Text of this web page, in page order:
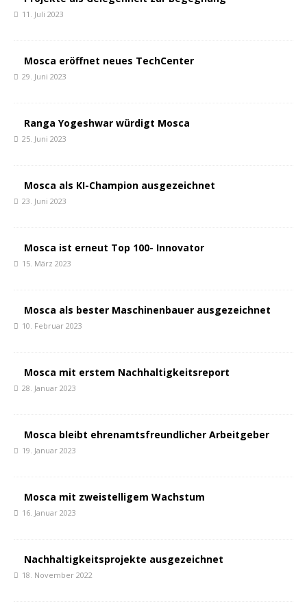
11. Juli 2023
Mosca eröffnet neues TechCenter
29. Juni 2023
Ranga Yogeshwar würdigt Mosca
25. Juni 2023
Mosca als KI-Champion ausgezeichnet
23. Juni 2023
Mosca ist erneut Top 100- Innovator
15. März 2023
Mosca als bester Maschinenbauer ausgezeichnet
10. Februar 2023
Mosca mit erstem Nachhaltigkeitsreport
28. Januar 2023
Mosca bleibt ehrenamtsfreundlicher Arbeitgeber
19. Januar 2023
Mosca mit zweistelligem Wachstum
16. Januar 2023
Nachhaltigkeitsprojekte ausgezeichnet
18. November 2022